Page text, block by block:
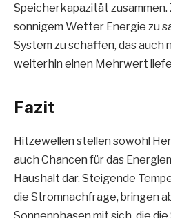
Speicherkapazität zusammen.
sonnigem Wetter Energie zu
System zu schaffen, das auch
weiterhin einen Mehrwert
Fazit
Hitzewellen stellen sowohl
auch Chancen für das
Haushalt dar. Steigende
die Stromnachfrage, bringen